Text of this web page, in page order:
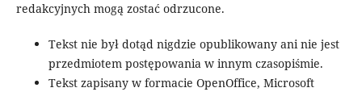
redakcyjnych mogą zostać odrzucone.
Tekst nie był dotąd nigdzie opublikowany ani nie jest
przedmiotem postępowania w innym czasopiśmie.
Tekst zapisany w formacie OpenOffice, Microsoft